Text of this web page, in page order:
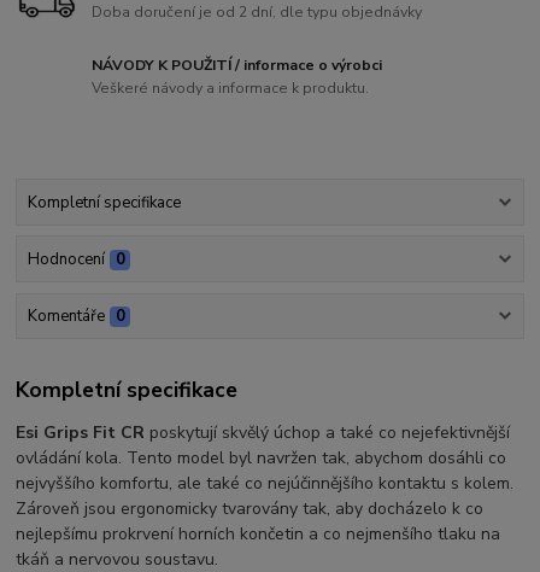
Doba doručení je od 2 dní, dle typu objednávky
NÁVODY K POUŽITÍ / informace o výrobci
Veškeré návody a informace k produktu.
Kompletní specifikace
Hodnocení 0
Komentáře 0
Kompletní specifikace
Esi Grips Fit CR poskytují skvělý úchop a také co nejefektivnější
ovládání kola. Tento model byl navržen tak, abychom dosáhli co
nejvyššího komfortu, ale také co nejúčinnějšího kontaktu s kolem.
Zároveň jsou ergonomicky tvarovány tak, aby docházelo k co
nejlepšímu prokrvení horních končetin a co nejmenšího tlaku na
tkáň a nervovou soustavu.